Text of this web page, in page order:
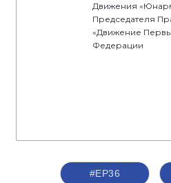
Движения
Председателя
«Движение
Федерации
#ЕР36